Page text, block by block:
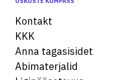
Kontakt
KKK
Anna tagasisidet
Abimaterjalid